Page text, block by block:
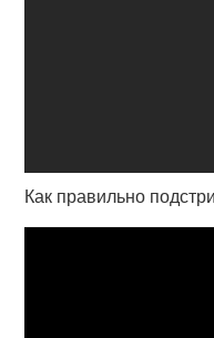
Как правильно